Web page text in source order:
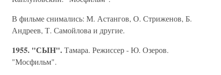
В фильме снимались: М. Астангов, О. Стриженов, Б.
Андреев, Т. Самойлова и другие.
1955. "СЫН".Тамара. Режиссер - Ю. Озеров.
"Мосфильм".